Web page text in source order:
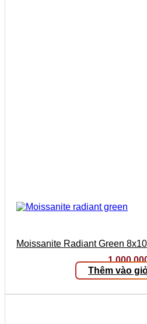
Moissanite Radiant Green
Thêm vào